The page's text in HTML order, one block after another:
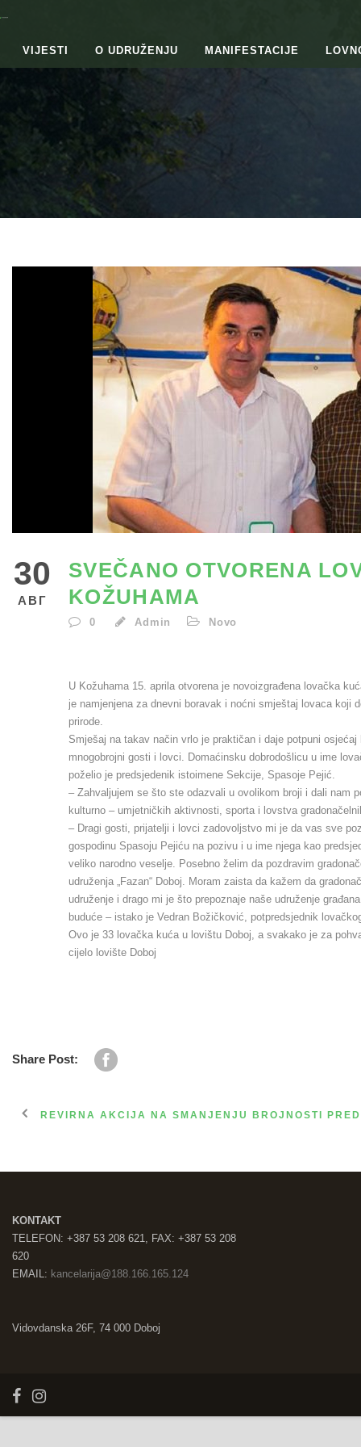
VIJESTI O UDRUŽENJU MANIFESTACIJE
30
АВГ
SVEČANO OTVORENA
KOŽUHAMA
0 Admin Novo
U Kožuhama 15. aprila otvorena je novoizgrađena lovačka
je namjenjena za dnevni boravak i noćni smještaj lovaca
prirode.
Smješaj na takav način vrlo je praktičan i daje potpuni
mnogobrojni gosti i lovci. Domaćinsku dobrodošlicu u ime
poželio je predsjedenik istoimene Sekcije, Spasoje Pejić.
– Zahvaljujem se što ste odazvali u ovolikom broji i dali nam
kulturno – umjetničkih aktivnosti, sporta i lovstva
– Dragi gosti, prijatelji i lovci zadovoljstvo mi je da vas sve
gospodinu Spasoju Pejiću na pozivu i u ime njega kao
veliko narodno veselje. Posebno želim da pozdravim
udruženja „Fazan“ Doboj. Moram zaista da kažem da
udruženje i drago mi je što prepoznaje naše udruženje
buduće – istako je Vedran Božičković, potpredsjednik
Ovo je 33 lovačka kuća u lovištu Doboj, a svakako je za
cijelo lovište Doboj
Share Post:
REVIRNA AKCIJA NA SMANJENJU BROJNOSTI
KONTAKT
TELEFON: +387 53 208 621, FAX: +387 53 208
620
EMAIL: kancelarija@188.166.165.124
Vidovdanska 26F, 74 000 Doboj